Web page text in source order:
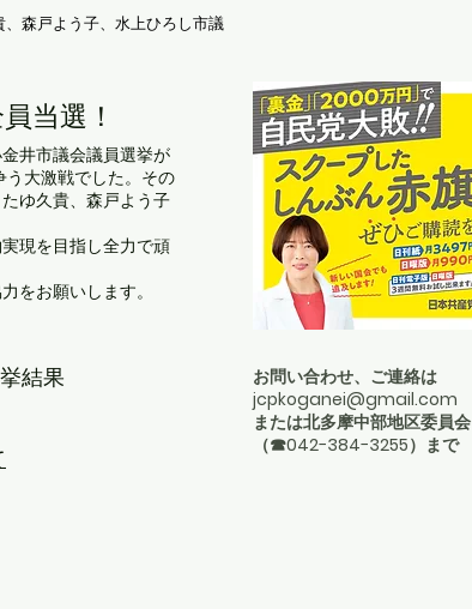
、森戸よう子、水上ひろし市議
井市議会議員選挙が
大激戦でした。その
ゆ久貴、森戸よう子
現を目指し全力で頑
をお願いします。​
当選！
結果
お問い合わせ、ご連絡は
jcpkoganei@gmail.com
または北多摩中部地区委員会
（☎︎042−384−3255）まで